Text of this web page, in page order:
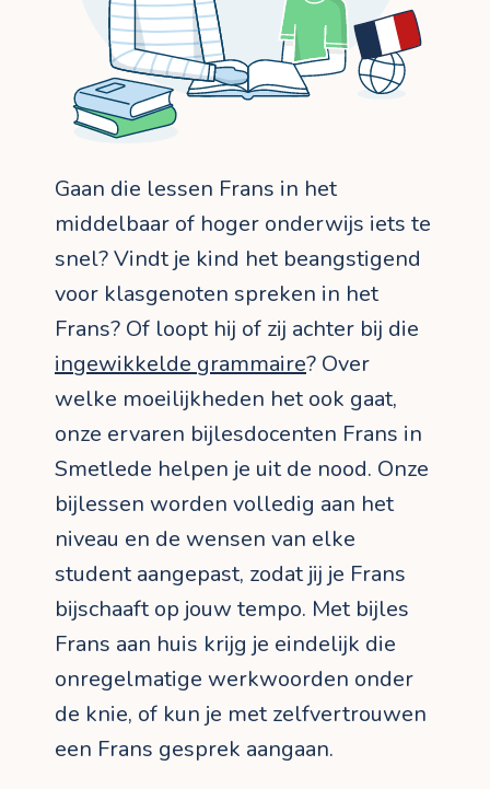
Gaan die lessen Frans in het
middelbaar of hoger onderwijs iets te
snel? Vindt je kind het beangstigend
voor klasgenoten spreken in het
Frans? Of loopt hij of zij achter bij die
ingewikkelde grammaire? Over
welke moeilijkheden het ook gaat,
onze ervaren bijlesdocenten Frans in
Smetlede helpen je uit de nood. Onze
bijlessen worden volledig aan het
niveau en de wensen van elke
student aangepast, zodat jij je Frans
bijschaaft op jouw tempo. Met bijles
Frans aan huis krijg je eindelijk die
onregelmatige werkwoorden onder
de knie, of kun je met zelfvertrouwen
een Frans gesprek aangaan.